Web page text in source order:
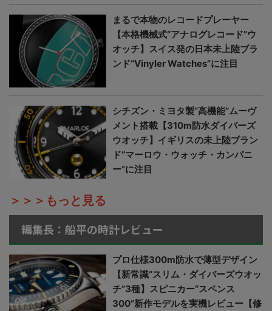
まるで本物のレコードプレーヤー
【本格機械式“アナログレコード”ウ
オッチ】スイス発の日本未上陸ブラ
ンド“Vinyler Watches”に注目
シチズン・ミヨタ製“高機能”ムーヴ
メント搭載【310m防水ダイバーズ
ウオッチ】イギリスの未上陸ブラン
ド“マーロウ・ウォッチ・カンパニ
ー”に注目
＞＞＞もっと見る
編集長：船平の時計レビュー
プロ仕様300m防水で薄型デザイン
【新常識“スリム・ダイバーズウオッ
チ”3種】スピニカー“スペンス
300”新作モデルを実機レビュー【修